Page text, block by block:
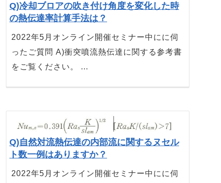
Q)冷却ブロアの吹き付け角度を変化した時
の熱伝達率計算手法は？
2022年5月オンライン開催セミナー中にに伺
ったご質問 A)衝突噴流熱伝達に関する参考書
をご覧ください。 ...
Q)自然対流熱伝達の内部流に関するヌセル
ト数一例はありますか？
2022年5月オンライン開催セミナー中にに伺